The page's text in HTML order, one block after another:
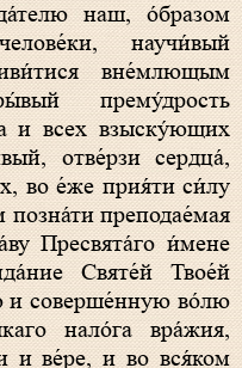
научи́вый
вне́млющым
прему́дрость
и всех взыску́ющих
отве́рзи сердца́,
во е́же прия́ти си́лу
позна́ти преподае́мая
Пресвята́го и́мене
Святе́й Твое́й
и соверше́нную во́лю
нало́га вра́жия,
и ве́ре, и во вся́ком